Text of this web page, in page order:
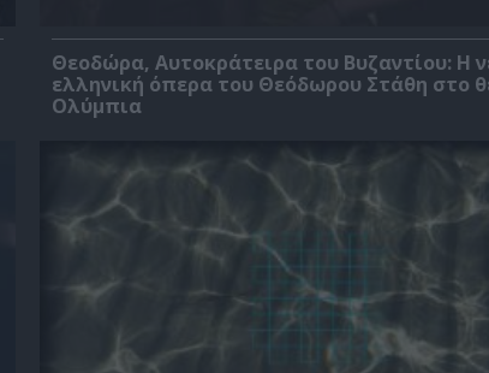
Θεοδώρα, Αυτοκράτειρα του Βυζαντίου: Η
ελληνική όπερα του Θεόδωρου Στάθη στο
Ολύμπια